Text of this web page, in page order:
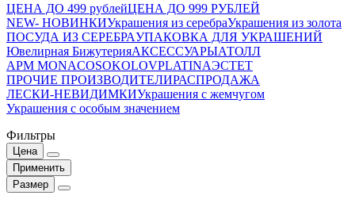
ЦЕНА ДО 499 рублейЦЕНА ДО 999 РУБЛЕЙ
NEW- НОВИНКИУкрашения из серебраУкрашения из золота
ПОСУДА ИЗ СЕРЕБРАУПАКОВКА ДЛЯ УКРАШЕНИЙ
Ювелирная БижутерияАКСЕССУАРЫАТОЛЛ
APM MONACOSOKOLOVPLATINAЭСТЕТ
ПРОЧИЕ ПРОИЗВОДИТЕЛИРАСПРОДАЖА
ЛЕСКИ-НЕВИДИМКИУкрашения с жемчугом
Украшения с особым значением
Фильтры
Цена
Применить
Размер